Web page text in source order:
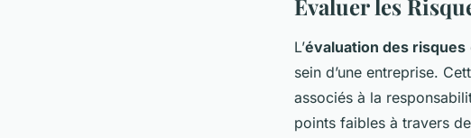
Évaluer les
L’évaluation des risques
sein d’une entreprise.
associés à la
points faibles à travers